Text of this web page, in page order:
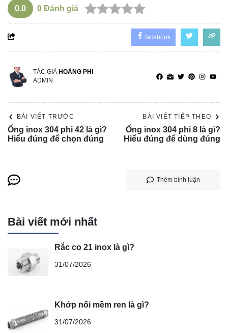
0.0 0 Đánh giá
facebook
TÁC GIẢ HOÀNG PHI
ADMIN
BÀI VIẾT TRƯỚC
Ống inox 304 phi 42 là gì?
Hiểu đúng để chọn đúng
BÀI VIẾT TIẾP THEO
Ống inox 304 phi 8 là gì?
Hiểu đúng để dùng đúng
Thêm bình luận
Bài viết mới nhất
Rắc co 21 inox là gì?
31/07/2026
Khớp nối mềm ren là gì?
31/07/2026